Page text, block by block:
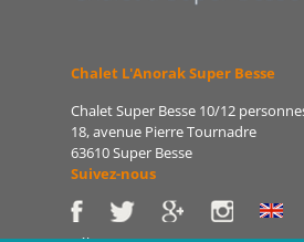
Chalet L'Anorak Super Besse
Chalet Super Besse 10/12
18, avenue Pierre Tournadre
63610 Super Besse
Suivez-nous